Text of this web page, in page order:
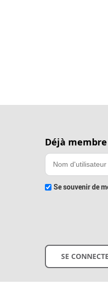
Déjà membre
Se souvenir de